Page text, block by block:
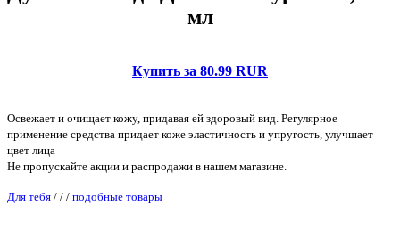
мл
Купить за 80.99 RUR
Освежает и очищает кожу, придавая ей здоровый вид. Регулярное
применение средства придает коже эластичность и упругость, улучшает
цвет лица
Не пропускайте акции и распродажи в нашем магазине.
Для тебя / / / подобные товары